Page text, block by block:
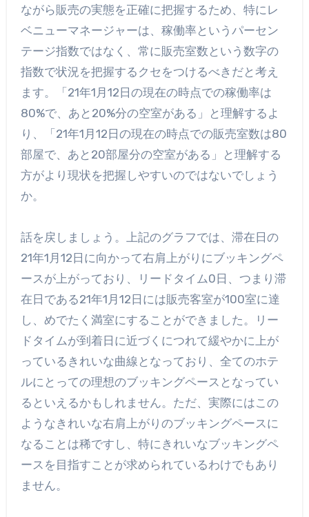
ながら販売の実態を正確に把握するため、特にレ
ベニューマネージャーは、稼働率というパーセン
テージ指数ではなく、常に販売室数という数字の
指数で状況を把握するクセをつけるべきだと考え
ます。「21年1月12日の現在の時点での稼働率は
80%で、あと20%分の空室がある」と理解するよ
り、「21年1月12日の現在の時点での販売室数は80
部屋で、あと20部屋分の空室がある」と理解する
方がより現状を把握しやすいのではないでしょう
か。
話を戻しましょう。上記のグラフでは、滞在日の
21年1月12日に向かって右肩上がりにブッキングペ
ースが上がっており、リードタイム0日、つまり滞
在日である21年1月12日には販売客室が100室に達
し、めでたく満室にすることができました。リー
ドタイムが到着日に近づくにつれて緩やかに上が
っているきれいな曲線となっており、全てのホテ
ルにとっての理想のブッキングペースとなってい
るといえるかもしれません。ただ、実際にはこの
ようなきれいな右肩上がりのブッキングペースに
なることは稀ですし、特にきれいなブッキングペ
ースを目指すことが求められているわけでもあり
ません。